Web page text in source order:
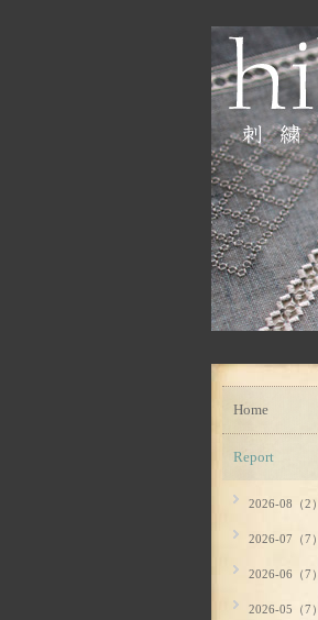
Home
Report
2026-08（2）
2026-07（7）
2026-06（7）
2026-05（7）